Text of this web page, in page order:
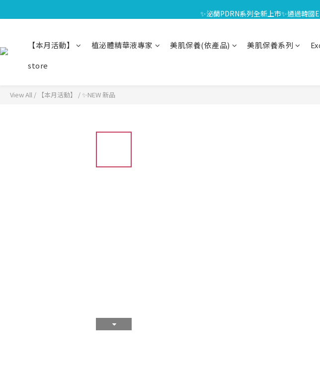
⏰8/01-8/18限定⏰下單送泌雪平衡面
✨泌蘭PDRN系列全新上市✨通過韓
⏰8/01-8/18限定⏰下單送泌雪平衡面膜
【本月活動】 植泌體精華液專家 美肌保養(依產品) 美肌保養系列
store
View All / 【本月活動】 / ✨NEW 新品